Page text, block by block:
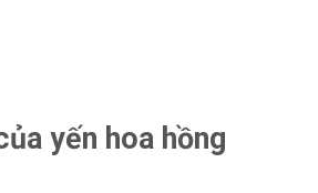
⁢yến hoa hồng